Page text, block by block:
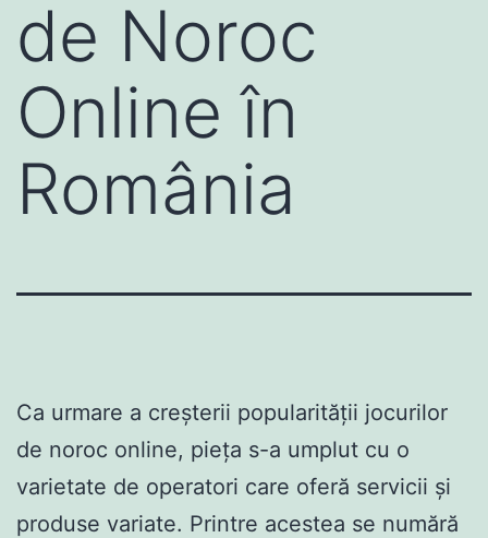
de Noroc
Online în
România
Ca urmare a creșterii popularității jocurilor
de noroc online, pieța s-a umplut cu o
varietate de operatori care oferă servicii și
produse variate. Printre acestea se numără